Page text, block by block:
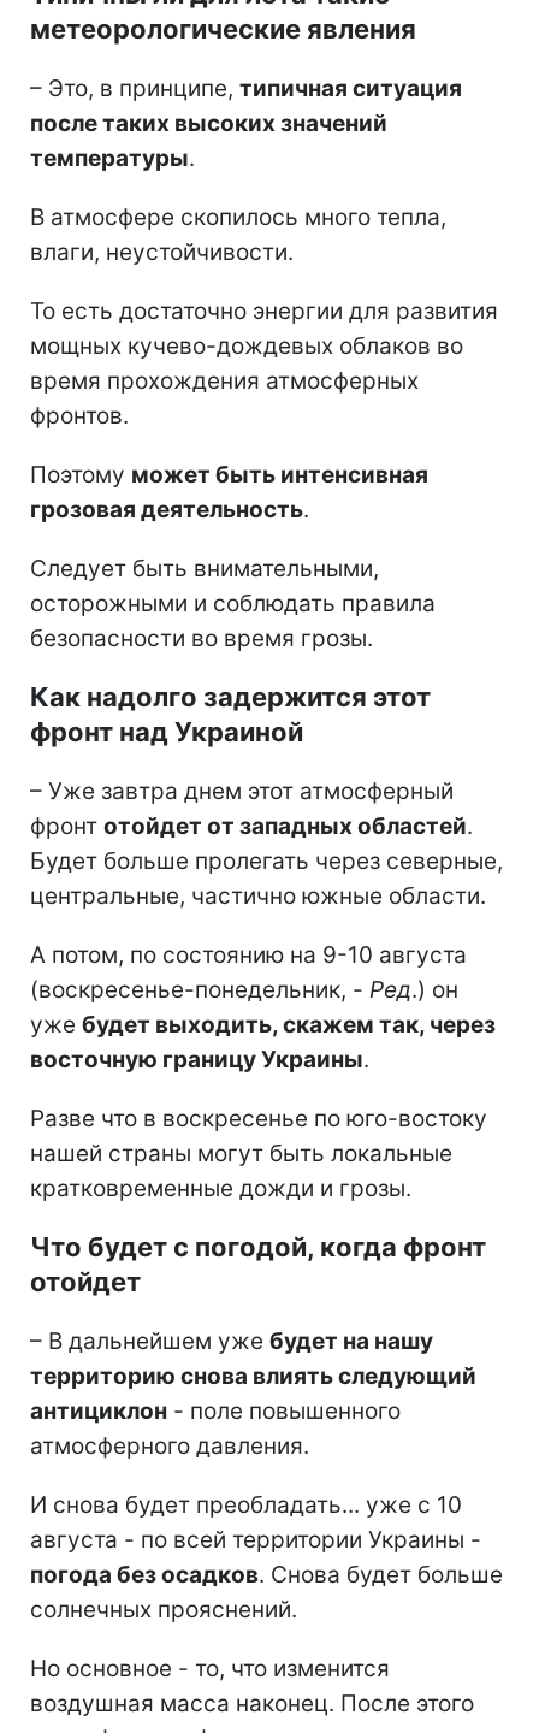
метеорологические явления
– Это, в принципе, типичная ситуация
после таких высоких значений
температуры.
В атмосфере скопилось много тепла,
влаги, неустойчивости.
То есть достаточно энергии для развития
мощных кучево-дождевых облаков во
время прохождения атмосферных
фронтов.
Поэтому может быть интенсивная
грозовая деятельность.
Следует быть внимательными,
осторожными и соблюдать правила
безопасности во время грозы.
Как надолго задержится этот
фронт над Украиной
– Уже завтра днем этот атмосферный
фронт отойдет от западных областей.
Будет больше пролегать через северные,
центральные, частично южные области.
А потом, по состоянию на 9-10 августа
(воскресенье-понедельник, - Ред.) он
уже будет выходить, скажем так, через
восточную границу Украины.
Разве что в воскресенье по юго-востоку
нашей страны могут быть локальные
кратковременные дожди и грозы.
Что будет с погодой, когда фронт
отойдет
– В дальнейшем уже будет на нашу
территорию снова влиять следующий
антициклон - поле повышенного
атмосферного давления.
И снова будет преобладать... уже с 10
августа - по всей территории Украины -
погода без осадков. Снова будет больше
солнечных прояснений.
Но основное - то, что изменится
воздушная масса наконец. После этого